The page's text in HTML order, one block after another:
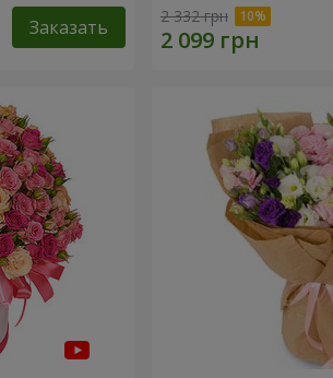
Заказать 2 332 грн